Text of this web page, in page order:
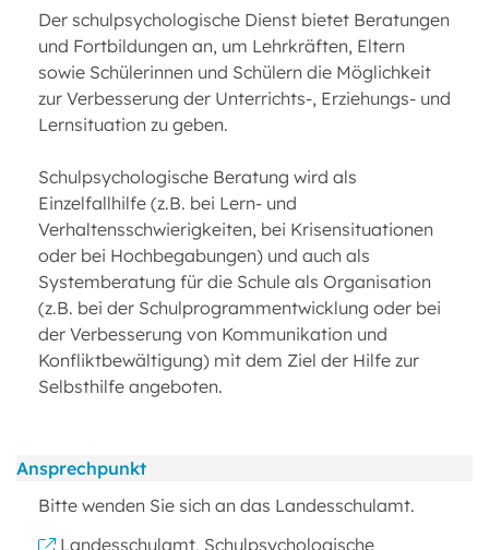
Der schulpsychologische Dienst bietet Beratungen
und Fortbildungen an, um Lehrkräften, Eltern
sowie Schülerinnen und Schülern die Möglichkeit
zur Verbesserung der Unterrichts-, Erziehungs- und
Lernsituation zu geben.
Schulpsychologische Beratung wird als
Einzelfallhilfe (z.B. bei Lern- und
Verhaltensschwierigkeiten, bei Krisensituationen
oder bei Hochbegabungen) und auch als
Systemberatung für die Schule als Organisation
(z.B. bei der Schulprogrammentwicklung oder bei
der Verbesserung von Kommunikation und
Konfliktbewältigung) mit dem Ziel der Hilfe zur
Selbsthilfe angeboten.
Ansprechpunkt
Bitte wenden Sie sich an das Landesschulamt.
Landesschulamt, Schulpsychologische